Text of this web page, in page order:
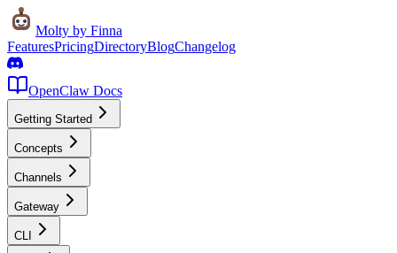
Molty by Finna
FeaturesPricingDirectoryBlogChangelog
OpenClaw Docs
Getting Started
Concepts
Channels
Gateway
CLI